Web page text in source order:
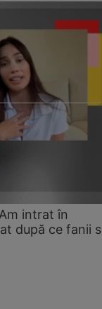
intrat în
după ce fanii